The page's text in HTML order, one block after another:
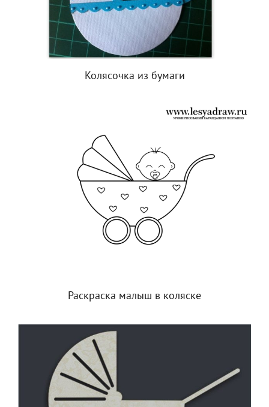
Колясочка из бумаги
Раскраска малыш в коляске